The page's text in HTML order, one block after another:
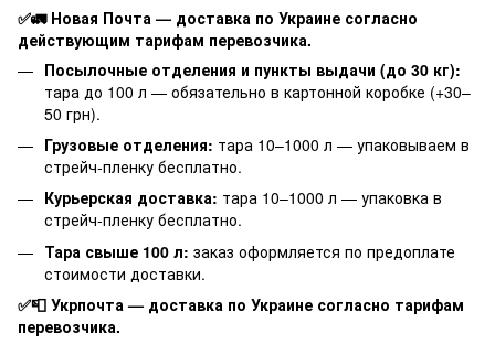
✅🚛 Новая Почта — доставка по Украине согласно
действующим тарифам перевозчика.
Посылочные отделения и пункты выдачи (до 30 кг):
тара до 100 л — обязательно в картонной коробке (+30–
50 грн).
Грузовые отделения: тара 10–1000 л — упаковываем в
стрейч-пленку бесплатно.
Курьерская доставка: тара 10–1000 л — упаковка в
стрейч-пленку бесплатно.
Тара свыше 100 л: заказ оформляется по предоплате
стоимости доставки.
✅📮 Укрпочта — доставка по Украине согласно тарифам
перевозчика.